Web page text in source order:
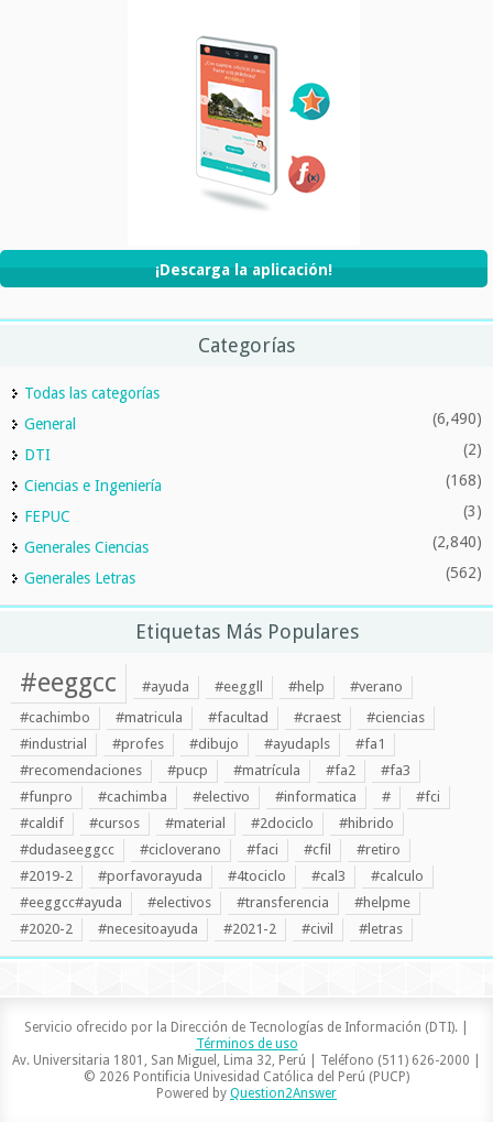
¡Descarga la aplicación!
Categorías
Todas las categorías
General
(6,490)
DTI (2)
Ciencias e Ingeniería (168)
FEPUC (3)
Generales Ciencias (2,840)
Generales Letras (562)
Etiquetas Más Populares
#eeggcc #ayuda #eeggll #help
#verano
#cachimbo
#matricula #facultad #craest
#ciencias
#industrial
#profes #dibujo #ayudapls
#fa1
#recomendaciones
#pucp #matrícula #fa2
#fa3
#funpro
#cachimba #electivo #informatica #
#fci
#caldif
#cursos #material #2dociclo
#hibrido
#dudaseeggcc
#cicloverano #faci #cfil
#retiro
#2019-2
#porfavorayuda #4tociclo #cal3
#calculo
#eeggcc#ayuda
#electivos #transferencia
#helpme
#2020-2
#necesitoayuda #2021-2 #civil #letras
Servicio ofrecido por la Dirección de Tecnologías de Información (DTI). |
Términos de uso
Av. Universitaria 1801, San Miguel, Lima 32, Perú | Teléfono (511) 626-2000 |
© 2026 Pontificia Univesidad Católica del Perú (PUCP)
Powered by Question2Answer